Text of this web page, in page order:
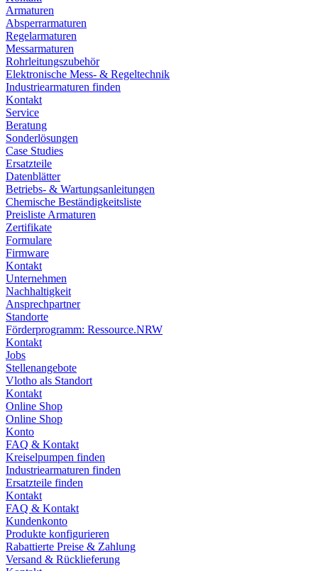
Armaturen
Absperrarmaturen
Regelarmaturen
Messarmaturen
Rohrleitungszubehör
Elektronische Mess- & Regeltechnik
Industriearmaturen finden
Kontakt
Service
Beratung
Sonderlösungen
Case Studies
Ersatzteile
Datenblätter
Betriebs- & Wartungsanleitungen
Chemische Beständigkeitsliste
Preisliste Armaturen
Zertifikate
Formulare
Firmware
Kontakt
Unternehmen
Nachhaltigkeit
Ansprechpartner
Standorte
Förderprogramm: Ressource.NRW
Kontakt
Jobs
Stellenangebote
Vlotho als Standort
Kontakt
Online Shop
Online Shop
Konto
FAQ & Kontakt
Kreiselpumpen finden
Industriearmaturen finden
Ersatzteile finden
Kontakt
FAQ & Kontakt
Kundenkonto
Produkte konfigurieren
Rabattierte Preise & Zahlung
Versand & Rücklieferung